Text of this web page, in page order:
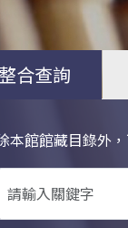
整合查詢
本館館藏目錄外
鍵字搜尋